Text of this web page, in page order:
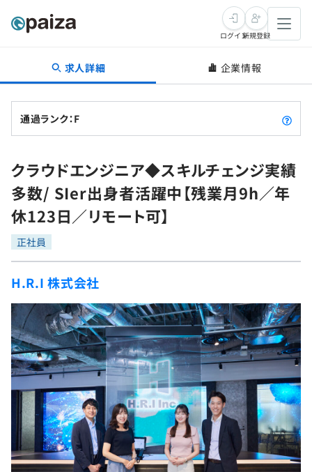
転職・キャリア
転職成功ガイド
転職エージェント
インタビュー
転職成功ガイド
新卒就活
求人検索
本選考
インターン
新卒エージェント
イベント・セミナー
インタビュー
就活成功ガイド
学習
講座一覧
問題集
4択課題
ナレッジ
リファレンス
プラン
個人向けプラン
法人向けプラン
スキルチェック
プログラミング言語
評価結果一覧
再チャレンジ結果一覧
ゲーム・マンガ
Tech Team Journal
paiza times
note
paizaとは？
ログイン新規登録
求人詳細 企業情報
通過ランク：F
クラウドエンジニア◆スキルチェンジ実績
多数/ SIer出身者活躍中【残業月9h／年
休123日／リモート可】
正社員
H.R.I 株式会社